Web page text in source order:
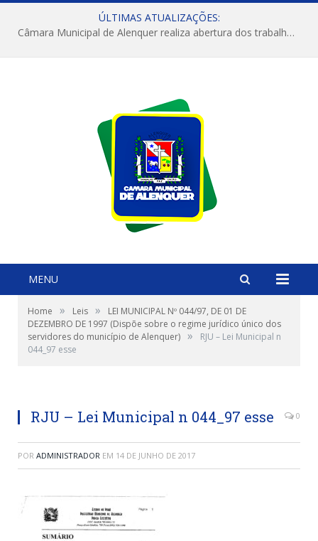
ÚLTIMAS ATUALIZAÇÕES:
Câmara Municipal de Alenquer realiza abertura dos trabalhos do 4º Período Legislativo
MENU
Home » Leis »
LEI MUNICIPAL Nº 044/97, DE 01 DE
DEZEMBRO DE 1997 (Dispõe sobre o regime jurídico único dos
servidores do município de Alenquer) »
RJU – Lei Municipal n
044_97 esse
RJU – Lei Municipal n 044_97 esse 0
POR ADMINISTRADOR EM 14 DE JUNHO DE 2017